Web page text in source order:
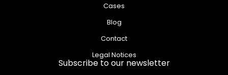
Cases
Blog
Contact
Legal Notices
Subscribe to our newsletter